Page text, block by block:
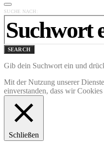
SUCHE NACH:
SEARCH
Gib dein Suchwort ein und
Mit der Nutzung unserer
einverstanden, dass wir
Schließen